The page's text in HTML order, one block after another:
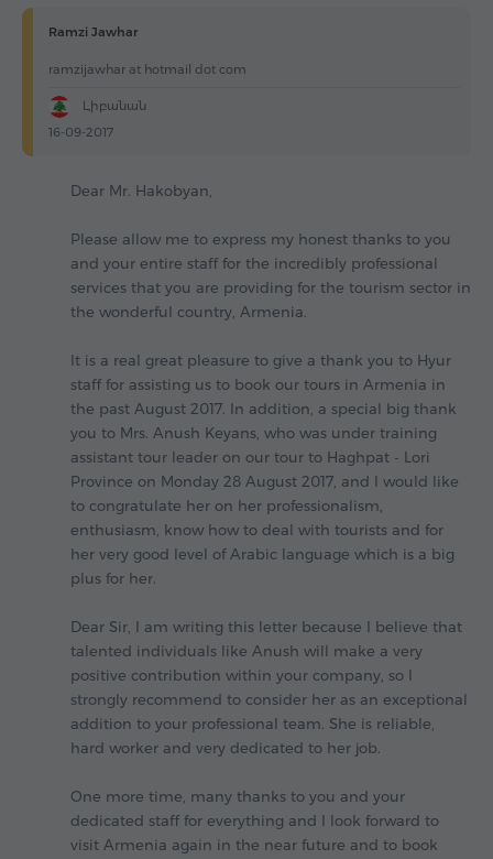
Ramzi Jawhar
ramzijawhar at hotmail dot com
Լիբանան
16-09-2017
Dear Mr. Hakobyan,
Please allow me to express my honest thanks to you
and your entire staff for the incredibly professional
services that you are providing for the tourism sector in
the wonderful country, Armenia.
It is a real great pleasure to give a thank you to Hyur
staff for assisting us to book our tours in Armenia in
the past August 2017. In addition, a special big thank
you to Mrs. Anush Keyans, who was under training
assistant tour leader on our tour to Haghpat - Lori
Province on Monday 28 August 2017, and I would like
to congratulate her on her professionalism,
enthusiasm, know how to deal with tourists and for
her very good level of Arabic language which is a big
plus for her.
Dear Sir, I am writing this letter because I believe that
talented individuals like Anush will make a very
positive contribution within your company, so I
strongly recommend to consider her as an exceptional
addition to your professional team. She is reliable,
hard worker and very dedicated to her job.
One more time, many thanks to you and your
dedicated staff for everything and I look forward to
visit Armenia again in the near future and to book